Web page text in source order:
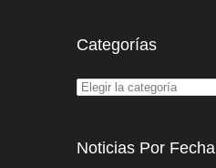
Categorías
Noticias Por Fecha